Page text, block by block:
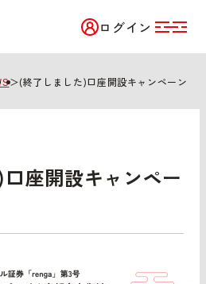
ログイン
＞(終了しました)口座開設キャンペーン
座開設キャンペー